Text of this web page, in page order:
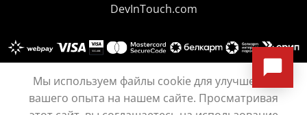
DevInTouch.com
Мы используем файлы cookie для улучшения
вашего опыта на нашем сайте. Просматривая
Jordan
Tatum 3
Blue
540.00 руб.
ВЫБРАТЬ
ПОКУПКА